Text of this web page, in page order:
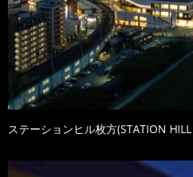
ステーションヒル枚方(STATION